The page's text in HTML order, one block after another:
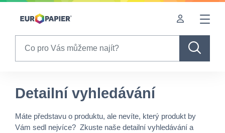
Table Of Content
Detailní vyhledávání
Detailní vyhledávání
Máte představu o produktu, ale nevíte, který produkt by
Vám sedl nejvíce? Zkuste naše detailní vyhledávání a